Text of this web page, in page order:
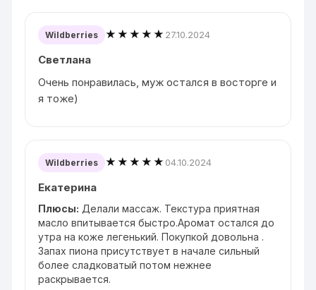
Wildberries ★★★★★ 27.10.2024
Светлана
Очень понравилась, муж остался в восторге и
я тоже)
Wildberries ★★★★★ 04.10.2024
Екатерина
Плюсы: Делали массаж. Текстура приятная
масло впитывается быстро.Аромат остался до
утра на коже легенький. Покупкой довольна .
Запах пиона присутствует в начале сильный
более сладковатый потом нежнее
раскрывается.